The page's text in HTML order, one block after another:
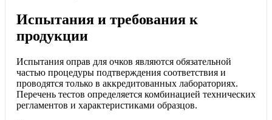
Испытания и требования к
продукции
Испытания оправ для очков являются обязательной
частью процедуры подтверждения соответствия и
проводятся только в аккредитованных лабораториях.
Перечень тестов определяется комбинацией технических
регламентов и характеристиками образцов.